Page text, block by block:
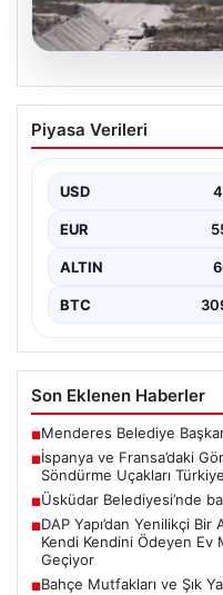
06.08.2026
İspanya ve
Tamamlayan
Orman Genel
büyük…
Piyasa Verileri
USD
EUR
ALTIN
BTC
Son Eklenen Haberler
■Menderes Belediye
■İspanya ve Fransa’daki
Söndürme Uçakları
■Üsküdar Belediyesi’nde
■DAP Yapı’dan Yenilikçi
Kendi Kendini Ödeyen Ev
Geçiyor
■Bahçe Mutfakları ve Şık